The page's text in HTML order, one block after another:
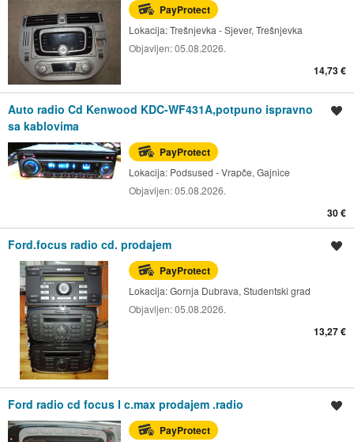
PayProtect
Lokacija:Trešnjevka - Sjever, Trešnjevka
Objavljen:05.08.2026.
14,73 €
Auto radio Cd Kenwood KDC-WF431A,potpuno ispravno
sa kablovima
PayProtect
Lokacija: Podsused - Vrapče, Gajnice
Objavljen:05.08.2026.
30 €
Ford.focus radio cd. prodajem
PayProtect
Lokacija:Gornja Dubrava, Studentski grad
Objavljen:05.08.2026.
13,27 €
Ford radio cd focus I c.max prodajem .radio
PayProtect